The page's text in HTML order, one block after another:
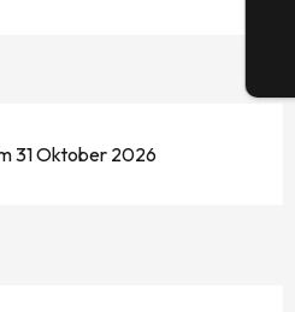
31 Oktober 2026